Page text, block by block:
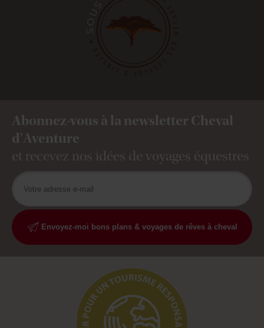
Abonnez-vous à la newsletter Cheval
d'Aventure
et recevez nos idées de voyages équestres
Envoyez-moi bons plans & voyages de rêves à cheval